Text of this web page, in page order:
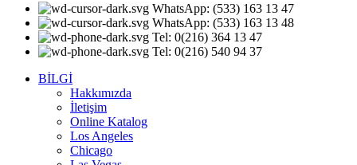
WhatsApp: (533) 163 13 47
WhatsApp: (533) 163 13 48
Tel: 0(216) 364 13 47
Tel: 0(216) 540 94 37
BİLGİ
Hakkımızda
İletişim
Online Katalog
Los Angeles
Chicago